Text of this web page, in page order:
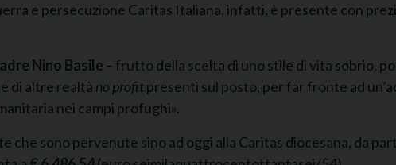
e persecuzione Caritas Italiana, infatti, è presente con
Nino Basile – frutto della scelta di uno stile di vita sobrio,
di altre realtà no profitpresenti sul posto, per far fronte ad
nei campi profughi».
che sono pervenute sino ad oggi alla Caritas diocesana, da